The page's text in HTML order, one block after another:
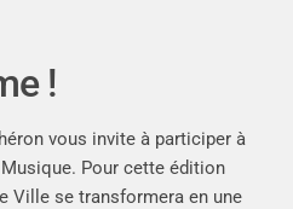
!
vous invite à participer à
Pour cette édition
Ville se transformera en une